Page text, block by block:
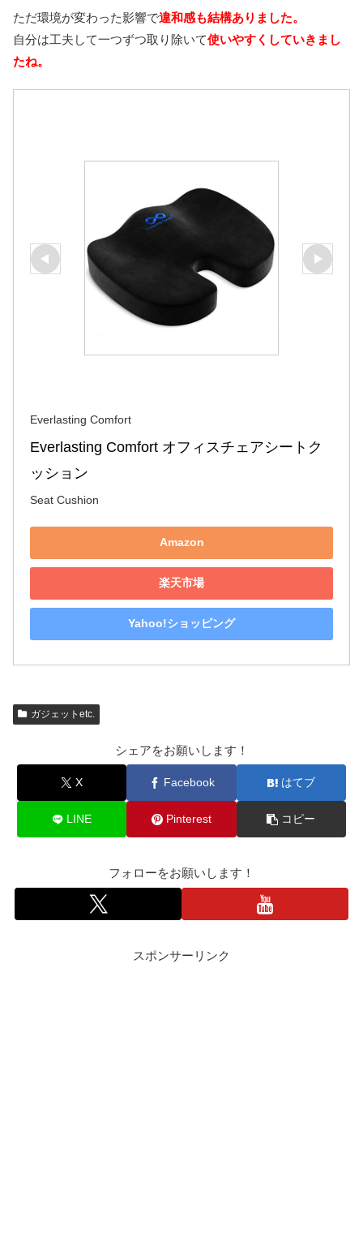
ただ環境が変わった影響で違和感も結構ありました。
自分は工夫して一つずつ取り除いて使いやすくしていきまし
たね。
Everlasting Comfort
Everlasting Comfort オフィスチェアシートク
ッション
Seat Cushion
Amazon
楽天市場
Yahoo!ショッピング
ガジェットetc.
シェアをお願いします！
X Facebook はてブ
LINE Pinterest コピー
フォローをお願いします！
スポンサーリンク